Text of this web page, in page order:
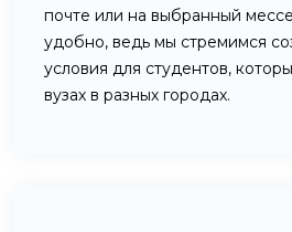
почте или на выбранный
удобно, ведь мы стремимся
условия для студентов,
вузах в разных городах.